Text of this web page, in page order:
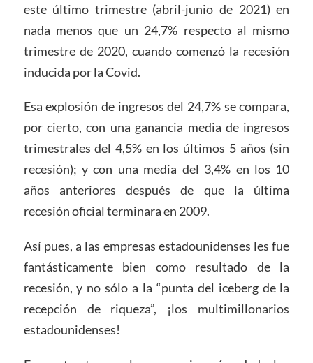
este último trimestre (abril-junio de 2021) en
nada menos que un 24,7% respecto al mismo
trimestre de 2020, cuando comenzó la recesión
inducida por la Covid.
Esa explosión de ingresos del 24,7% se compara,
por cierto, con una ganancia media de ingresos
trimestrales del 4,5% en los últimos 5 años (sin
recesión); y con una media del 3,4% en los 10
años anteriores después de que la última
recesión oficial terminara en 2009.
Así pues, a las empresas estadounidenses les fue
fantásticamente bien como resultado de la
recesión, y no sólo a la “punta del iceberg de la
recepción de riqueza”, ¡los multimillonarios
estadounidenses!